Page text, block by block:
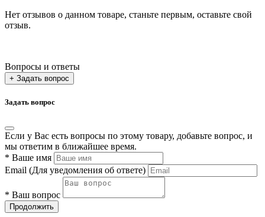
Нет отзывов о данном товаре, станьте первым, оставьте свой
отзыв.
Вопросы и ответы
+ Задать вопрос
Задать вопрос
Если у Вас есть вопросы по этому товару, добавьте вопрос, и
мы ответим в ближайшее время.
* Ваше имя
Email (Для уведомления об ответе)
* Ваш вопрос
Продолжить